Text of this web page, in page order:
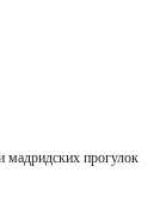
мадридских прогулок